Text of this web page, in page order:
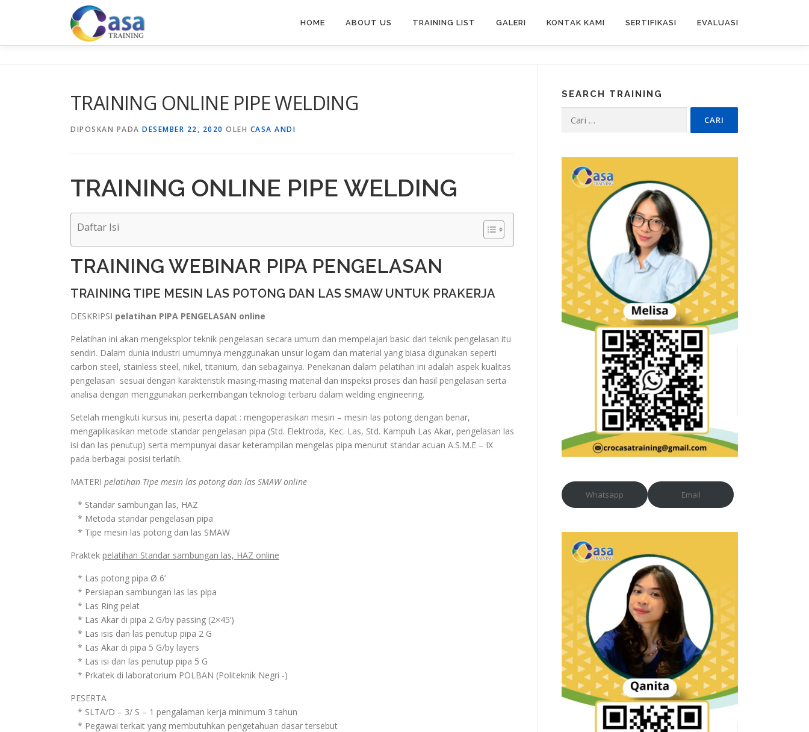
HOME ABOUT US TRAINING LIST GALERI KONTAK KAMI SERTIFIKASI EVALUASI
TRAINING ONLINE PIPE WELDING
DIPOSKAN PADA DESEMBER 22, 2020 OLEH CASA ANDI
TRAINING ONLINE PIPE WELDING
Daftar Isi
TRAINING WEBINAR PIPA PENGELASAN
TRAINING TIPE MESIN LAS POTONG DAN LAS SMAW UNTUK PRAKERJA
DESKRIPSI pelatihan PIPA PENGELASAN online
Pelatihan ini akan mengeksplor teknik pengelasan secara umum dan mempelajari basic dari teknik pengelasan itu
sendiri. Dalam dunia industri umumnya menggunakan unsur logam dan material yang biasa digunakan seperti
carbon steel, stainless steel, nikel, titanium, dan sebagainya. Penekanan dalam pelatihan ini adalah aspek kualitas
pengelasan sesuai dengan karakteristik masing-masing material dan inspeksi proses dan hasil pengelasan serta
analisa dengan menggunakan perkembangan teknologi terbaru dalam welding engineering.
Setelah mengikuti kursus ini, peserta dapat : mengoperasikan mesin – mesin las potong dengan benar,
mengaplikasikan metode standar pengelasan pipa (Std. Elektroda, Kec. Las, Std. Kampuh Las Akar, pengelasan las
isi dan las penutup) serta mempunyai dasar keterampilan mengelas pipa menurut standar acuan A.S.M.E – IX
pada berbagai posisi terlatih.
MATERI pelatihan Tipe mesin las potong dan las SMAW online
* Standar sambungan las, HAZ
* Metoda standar pengelasan pipa
* Tipe mesin las potong dan las SMAW
Praktek pelatihan Standar sambungan las, HAZ online
* Las potong pipa Ø 6’
* Persiapan sambungan las las pipa
* Las Ring pelat
* Las Akar di pipa 2 G/by passing (2×45’)
* Las isis dan las penutup pipa 2 G
* Las Akar di pipa 5 G/by layers
* Las isi dan las penutup pipa 5 G
* Prkatek di laboratorium POLBAN (Politeknik Negri -)
PESERTA
* SLTA/D – 3/ S – 1 pengalaman kerja minimum 3 tahun
* Pegawai terkait yang membutuhkan pengetahuan dasar tersebut
SEARCH TRAINING
untuk:
Whatsapp Email